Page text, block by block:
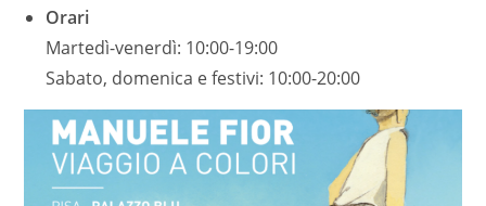
Orari
Martedì-venerdì: 10:00-19:00
Sabato, domenica e festivi: 10:00-20:00